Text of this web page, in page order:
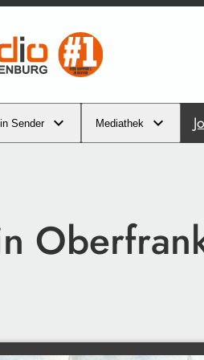
Sender Mediathek